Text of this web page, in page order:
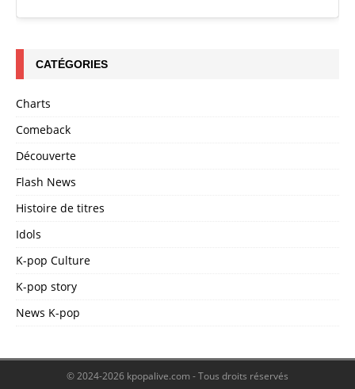
CATÉGORIES
Charts
Comeback
Découverte
Flash News
Histoire de titres
Idols
K-pop Culture
K-pop story
News K-pop
© 2024-2026 kpopalive.com - Tous droits réservés